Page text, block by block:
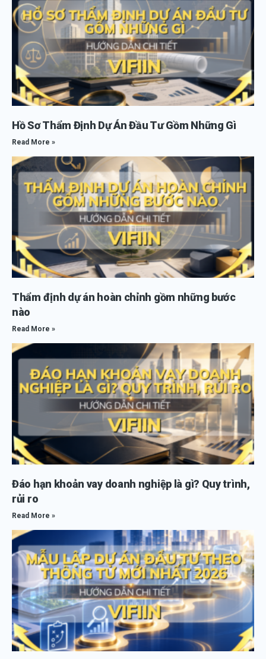
Hồ Sơ Thẩm Định Dự Án Đầu Tư Gồm Những Gì
Read More »
Thẩm định dự án hoàn chỉnh gồm những bước
nào
Read More »
Đáo hạn khoản vay doanh nghiệp là gì? Quy trình,
rủi ro
Read More »